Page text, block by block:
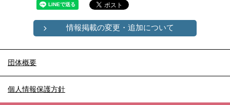
情報掲載の変更・追加について
団体概要
個人情報保護方針